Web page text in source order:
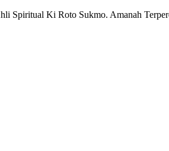
Spiritual Ki Roto Sukmo. Amanah